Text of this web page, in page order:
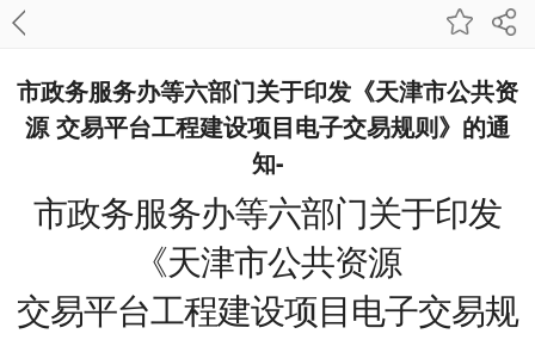
市政务服务办等六部门关于印发《天津市公共资
源 交易平台工程建设项目电子交易规则》的通
知-
市政务服务办等六部门关于印发
《天津市公共资源
交易平台工程建设项目电子交易规